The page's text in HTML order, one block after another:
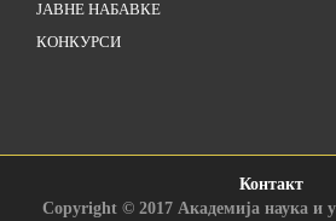
ЈАВНЕ НАБАВКЕ
КОНКУРСИ
Контакт
Copyright © 2017 Академија наука и